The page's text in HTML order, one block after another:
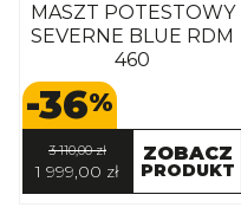
MASZT POTESTOWY
SEVERNE BLUE RDM
460
-36%
3 110,00 zł
1 999,00 zł
ZOBACZ
PRODUKT